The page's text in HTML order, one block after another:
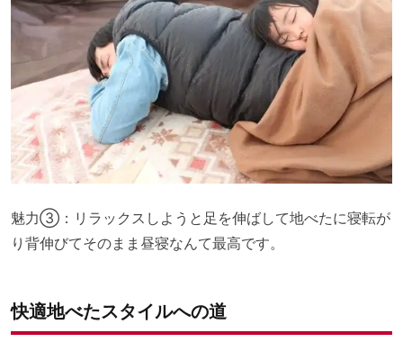
魅力③：リラックスしようと足を伸ばして地べたに寝転が
り背伸びてそのまま昼寝なんて最高です。
快適地べたスタイルへの道